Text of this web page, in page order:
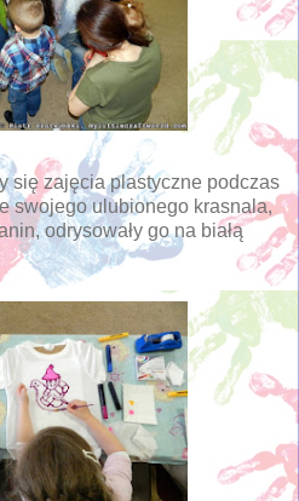
się zajęcia plastyczne podczas
swojego ulubionego krasnala,
odrysowały go na białą